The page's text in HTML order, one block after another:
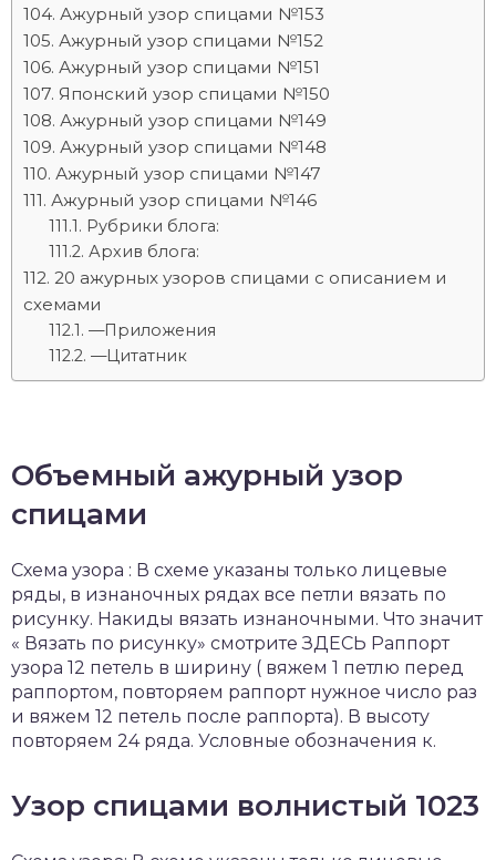
Ажурный узор спицами №153
Ажурный узор спицами №152
Ажурный узор спицами №151
Японский узор спицами №150
Ажурный узор спицами №149
Ажурный узор спицами №148
Ажурный узор спицами №147
Ажурный узор спицами №146
Рубрики блога:
Архив блога:
20 ажурных узоров спицами с описанием и
схемами
—Приложения
—Цитатник
Объемный ажурный узор
спицами
Схема узора : В схеме указаны только лицевые
ряды, в изнаночных рядах все петли вязать по
рисунку. Накиды вязать изнаночными. Что значит
« Вязать по рисунку» смотрите ЗДЕСЬ Раппорт
узора 12 петель в ширину ( вяжем 1 петлю перед
раппортом, повторяем раппорт нужное число раз
и вяжем 12 петель после раппорта). В высоту
повторяем 24 ряда. Условные обозначения к.
Узор спицами волнистый 1023